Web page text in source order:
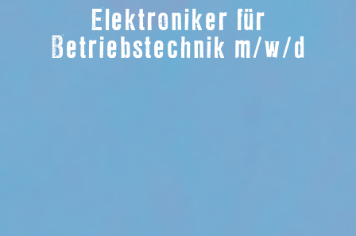
Elektroniker für
Betriebstechnik m/w/d